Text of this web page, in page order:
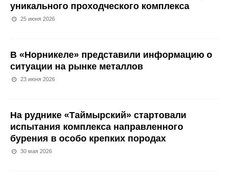
уникального проходческого комплекса
25 июня 2026
В «Норникеле» представили информацию о
ситуации на рынке металлов
23 июня 2026
На руднике «Таймырский» стартовали
испытания комплекса направленного
бурения в особо крепких породах
30 мая 2026